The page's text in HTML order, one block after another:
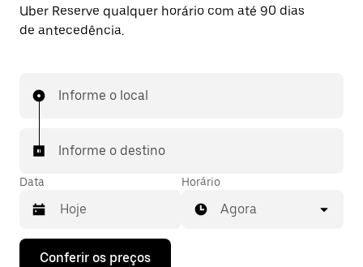
Uber Reserve qualquer horário com até 90 dias
de antecedência.
Informe o local
Informe o destino
Data
Pressione
Horário
Agora
Conferir os preços